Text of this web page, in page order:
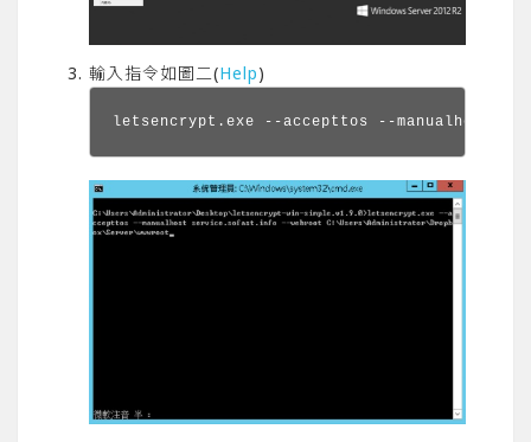
輸入指令如圖二(Help)